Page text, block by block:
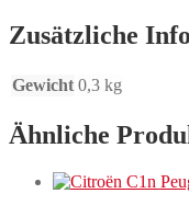
Zusätzliche
Gewicht 0,3 kg
Ähnliche